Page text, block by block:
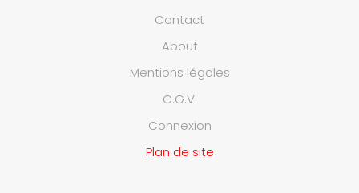
Contact
About
Mentions légales
C.G.V.
Connexion
Plan de site